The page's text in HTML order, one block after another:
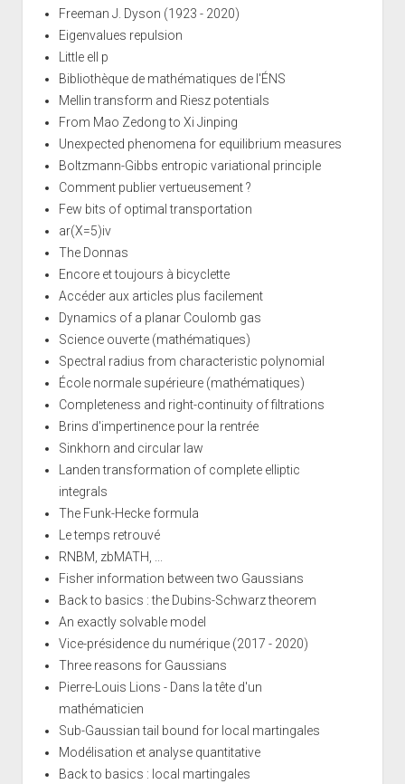
Freeman J. Dyson (1923 - 2020)
Eigenvalues repulsion
Little ell p
Bibliothèque de mathématiques de l'ÉNS
Mellin transform and Riesz potentials
From Mao Zedong to Xi Jinping
Unexpected phenomena for equilibrium measures
Boltzmann-Gibbs entropic variational principle
Comment publier vertueusement ?
Few bits of optimal transportation
ar(X=5)iv
The Donnas
Encore et toujours à bicyclette
Accéder aux articles plus facilement
Dynamics of a planar Coulomb gas
Science ouverte (mathématiques)
Spectral radius from characteristic polynomial
École normale supérieure (mathématiques)
Completeness and right-continuity of filtrations
Brins d'impertinence pour la rentrée
Sinkhorn and circular law
Landen transformation of complete elliptic
integrals
The Funk-Hecke formula
Le temps retrouvé
RNBM, zbMATH, ...
Fisher information between two Gaussians
Back to basics : the Dubins-Schwarz theorem
An exactly solvable model
Vice-présidence du numérique (2017 - 2020)
Three reasons for Gaussians
Pierre-Louis Lions - Dans la tête d'un
mathématicien
Sub-Gaussian tail bound for local martingales
Modélisation et analyse quantitative
Back to basics : local martingales